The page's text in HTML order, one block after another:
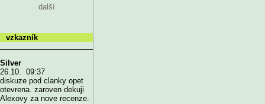
další
vzkazník
Silver
26.10. 09:37
diskuze pod clanky opet
otevrena. zaroven dekuji
Alexovy za nove recenze.